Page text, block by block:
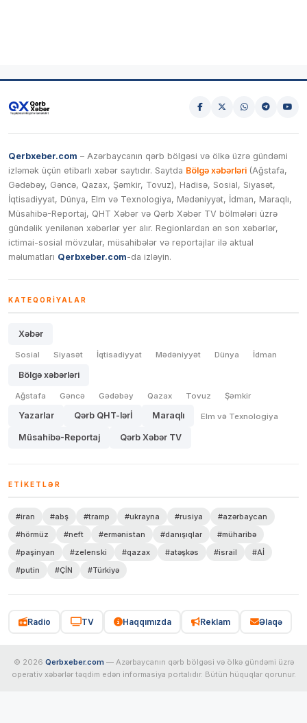
Qerbxeber.com – Azərbaycanın qərb bölgəsi və ölkə üzrə gündəmi
izləmək üçün etibarlı xəbər saytıdır. Saytda Bölgə xəbərləri (Ağstafa,
Gədəbəy, Gəncə, Qazax, Şəmkir, Tovuz), Hadisə, Sosial, Siyasət,
İqtisadiyyat, Dünya, Elm və Texnologiya, Mədəniyyət, İdman, Maraqlı,
Müsahibə-Reportaj, QHT Xəbər və Qərb Xəbər TV bölmələri üzrə
gündəlik yenilənən xəbərlər yer alır. Regionlardan ən son xəbərlər,
ictimai-sosial mövzular, müsahibələr və reportajlar ilə aktual
məlumatları Qerbxeber.com-da izləyin.
KATEQORIYALAR
Xəbər
Sosial Siyasət İqtisadiyyat Mədəniyyət Dünya İdman
Bölgə xəbərləri
Ağstafa Gəncə Gədəbəy Qazax Tovuz Şəmkir
Yazarlar Qərb QHT-lərİ Maraqlı Elm və Texnologiya
Müsahibə-Reportaj Qərb Xəbər TV
ETIKETLƏR
#iran #abş #tramp #ukrayna #rusiya
#azərbaycan
#hörmüz
#neft #ermənistan #danışıqlar
#müharibə
#paşinyan
#zelenski #qazax #atəşkəs #israil
#Aİ
#putin
#ÇİN #Türkiyə
Radio TV Haqqımızda Reklam Əlaqə
© 2026 Qerbxeber.com — Azərbaycanın qərb bölgəsi və ölkə gündəmi üzrə
operativ xəbərlər təqdim edən informasiya portalıdır. Bütün hüquqlar qorunur.